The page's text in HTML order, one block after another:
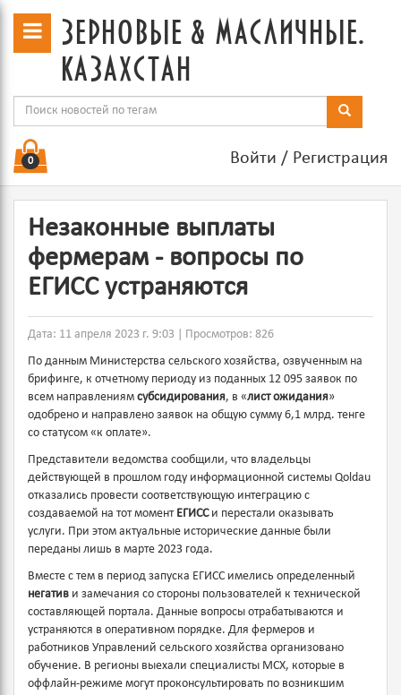
зерновые & масличные.
казахстан
Войти / Регистрация
0
Незаконные выплаты
фермерам - вопросы по
ЕГИСС устраняются
Дата: 11 апреля 2023 г. 9:03 | Просмотров: 826
По данным Министерства сельского хозяйства, озвученным на
брифинге, к отчетному периоду из поданных 12 095 заявок по
всем направлениям субсидирования, в «лист ожидания»
одобрено и направлено заявок на общую сумму 6,1 млрд. тенге
со статусом «к оплате».
Представители ведомства сообщили, что владельцы
действующей в прошлом году информационной системы Qoldau
отказались провести соответствующую интеграцию с
создаваемой на тот момент ЕГИССи перестали оказывать
услуги. При этом актуальные исторические данные были
переданы лишь в марте 2023 года.
Вместе с тем в период запуска ЕГИСС имелись определенный
негатив и замечания со стороны пользователей к технической
составляющей портала. Данные вопросы отрабатываются и
устраняются в оперативном порядке. Для фермеров и
работников Управлений сельского хозяйства организовано
обучение. В регионы выехали специалисты МСХ, которые в
оффлайн-режиме могут проконсультировать по возникшим